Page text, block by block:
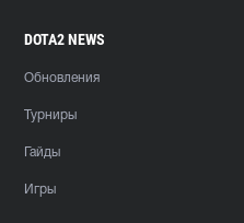
DOTA2 NEWS
Обновления
Турниры
Гайды
Игры